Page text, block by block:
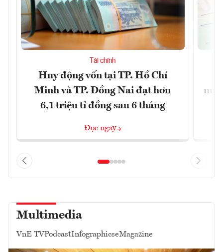
Tài chính
Huy động vốn tại TP. Hồ Chí
Minh và TP. Đồng Nai đạt hơn
6,1 triệu tỉ đồng sau 6 tháng
Đọc ngay
Multimedia
VnE TVPodcastInfographicseMagazine